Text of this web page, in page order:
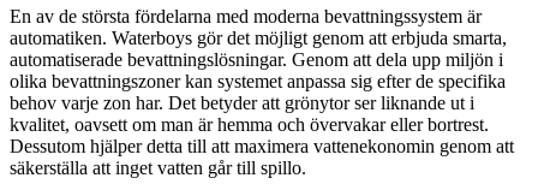
En av de största fördelarna med moderna bevattningssystem är
automatiken. Waterboys gör det möjligt genom att erbjuda smarta,
automatiserade bevattningslösningar. Genom att dela upp miljön i
olika bevattningszoner kan systemet anpassa sig efter de specifika
behov varje zon har. Det betyder att grönytor ser liknande ut i
kvalitet, oavsett om man är hemma och övervakar eller bortrest.
Dessutom hjälper detta till att maximera vattenekonomin genom att
säkerställa att inget vatten går till spillo.